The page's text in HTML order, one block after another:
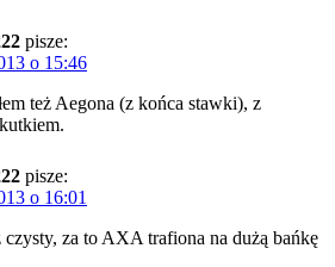
pisze:
o 15:46
też Aegona (z końca stawki), z
pisze:
o 16:01
za to AXA trafiona na dużą bańkę